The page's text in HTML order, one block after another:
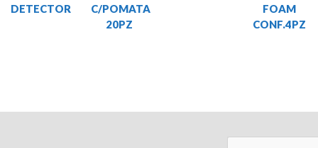
DETECTOR
C/POMATA
20PZ
FOAM
CONF.4PZ